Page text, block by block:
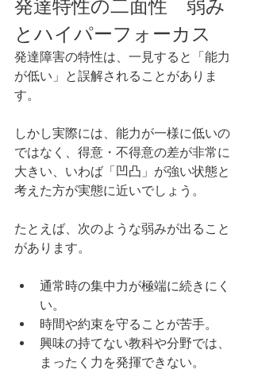
発達特性の二面性　弱み
とハイパーフォーカス
発達障害の特性は、一見すると「能力
が低い」と誤解されることがありま
す。
しかし実際には、能力が一様に低いの
ではなく、得意・不得意の差が非常に
大きい、いわば「凹凸」が強い状態と
考えた方が実態に近いでしょう。
たとえば、次のような弱みが出ること
があります。
通常時の集中力が極端に続きにく
い。
時間や約束を守ることが苦手。
興味の持てない教科や分野では、
まったく力を発揮できない。